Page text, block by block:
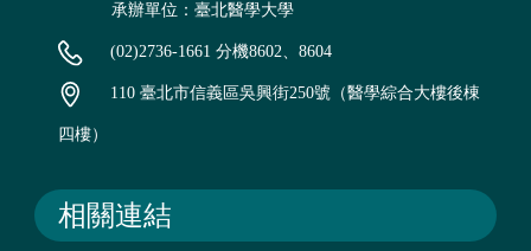
承辦單位：臺北醫學大學
(02)2736-1661 分機8602、8604
110 臺北市信義區吳興街250號（醫學綜合大樓後棟
四樓）
相關連結